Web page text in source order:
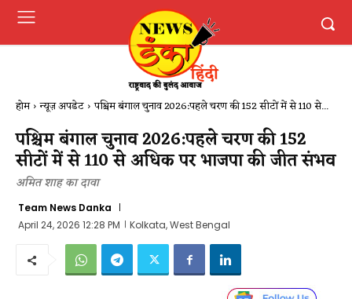
होम न्यूज़ अपडेट पश्चिम बंगाल चुनाव 2026:पहले चरण की 152 सीटों में से 110 से...
पश्चिम बंगाल चुनाव 2026:पहले चरण की 152
सीटों में से 110 से अधिक पर भाजपा की जीत संभव
अमित शाह का दावा
Team News Danka
April 24, 2026 12:28 PM
Kolkata, West Bengal